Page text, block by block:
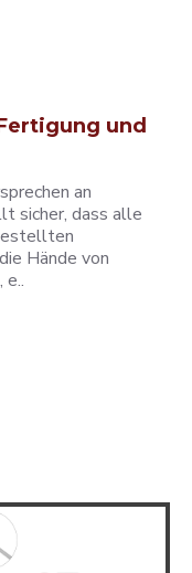
und
an
sicher, dass alle
Hände von
e..